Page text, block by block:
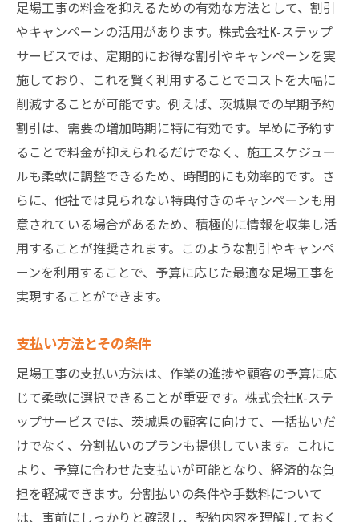
足場工事の料金を抑えるための有効な方法として、割引
やキャンペーンの活用があります。株式会社K-ステップ
サービスでは、定期的にお得な割引やキャンペーンを実
施しており、これを賢く利用することでコストを大幅に
削減することが可能です。例えば、茨城県での早期予約
割引は、需要の増加時期に特に有効です。早めに予約す
ることで料金が抑えられるだけでなく、施工スケジュー
ルも柔軟に調整できるため、時間的にも効率的です。さ
らに、他社では見られない特典付きのキャンペーンも用
意されている場合があるため、積極的に情報を収集し活
用することが推奨されます。このような割引やキャンペ
ーンを利用することで、予算に応じた最適な足場工事を
実現することができます。
支払い方法とその条件
足場工事の支払い方法は、作業の進捗や顧客の予算に応
じて柔軟に選択できることが重要です。株式会社K-ステ
ップサービスでは、茨城県の顧客に向けて、一括払いだ
けでなく、分割払いのプランも提供しています。これに
より、予算に合わせた支払いが可能となり、経済的な負
担を軽減できます。分割払いの条件や手数料について
は、事前にしっかりと確認し、契約内容を理解しておく